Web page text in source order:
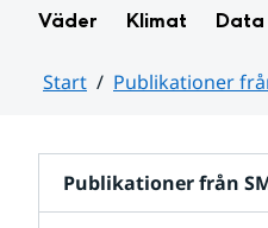
Väder Klimat Data
Start Publikationer
Publikationer från